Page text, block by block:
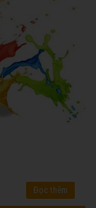
Đọc thêm